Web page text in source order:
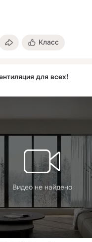
бактерии с помощью фильтра
Приток 80 м³/ч —
насекомых и холодного
Класс
для всех!
Видео не найдено